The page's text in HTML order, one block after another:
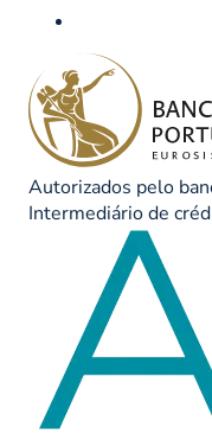
Autorizados pelo
Intermediário de